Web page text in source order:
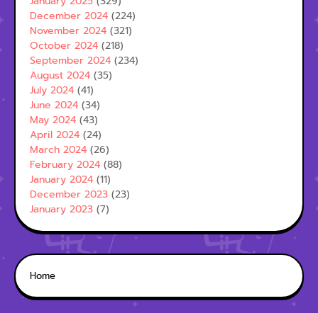
December 2024 (224)
November 2024 (321)
October 2024 (218)
September 2024 (234)
August 2024 (35)
July 2024 (41)
June 2024 (34)
May 2024 (43)
April 2024 (24)
March 2024 (26)
February 2024 (88)
January 2024 (11)
December 2023 (23)
January 2023 (7)
Home